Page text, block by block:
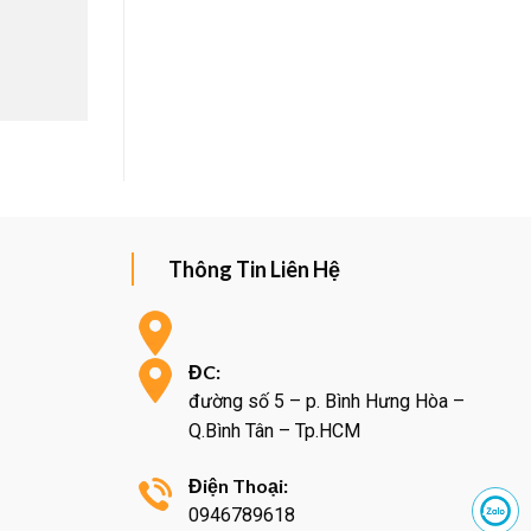
Thông Tin Liên Hệ
ĐC:
đường số 5 – p. Bình Hưng Hòa –
Q.Bình Tân – Tp.HCM
Điện Thoại:
0946789618